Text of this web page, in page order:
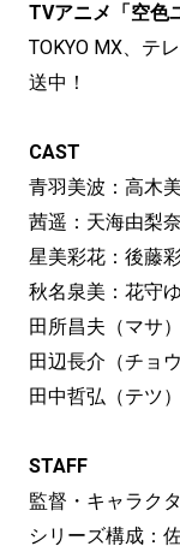
TVアニメ「空色
TOKYO MX、テ
送中！
CAST
青羽美波：高木
茜遥：天海由梨奈
星美彩花：後藤
秋名泉美：花守
田所昌夫（マサ
田辺長介（チョ
田中哲弘（テツ
STAFF
監督・キャラク
シリーズ構成：